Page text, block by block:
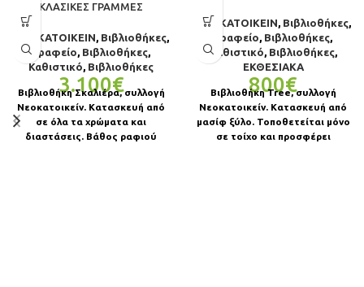
ΚΛΑΣΙΚΈΣ ΓΡΑΜΜΈΣ
ΝΕΟΚΑΤΟΙΚΕΙΝ, Βιβλιοθήκες,
Γραφείο, Βιβλιοθήκες,
Καθιστικό, Βιβλιοθήκες
3.100€
Βιβλιοθήκη Σκαλιέρα, συλλογή
Νεοκατοικείν. Κατασκευή από
σε όλα τα χρώματα και
διαστάσεις. Βάθος ραφιού
ΝΕΟΚΑΤΟΙΚΕΙΝ, Βιβλιοθήκες,
Γραφείο, Βιβλιοθήκες,
Καθιστικό, Βιβλιοθήκες,
ΕΚΘΕΣΙΑΚΑ
800€
Βιβλιοθήκη Tree, συλλογή
Νεοκατοικείν. Κατασκευή από
μασίφ ξύλο. Τοποθετείται μόνο
σε τοίχο και προσφέρει